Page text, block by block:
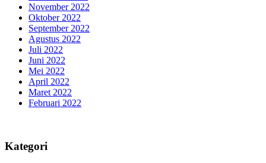
November 2022
Oktober 2022
September 2022
Agustus 2022
Juli 2022
Juni 2022
Mei 2022
April 2022
Maret 2022
Februari 2022
Kategori